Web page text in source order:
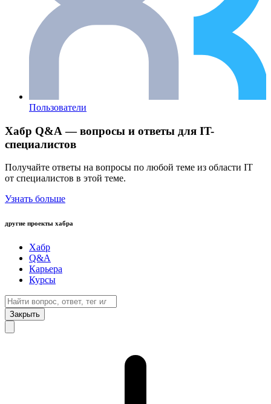
Пользователи
Хабр Q&A — вопросы и ответы для IT-
специалистов
Получайте ответы на вопросы по любой теме из области IT
от специалистов в этой теме.
Узнать больше
другие проекты хабра
Хабр
Q&A
Карьера
Курсы
Закрыть